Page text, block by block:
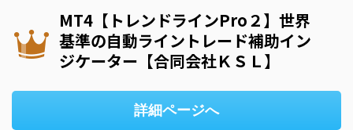
MT4【トレンドラインPro２】世界
基準の自動ライントレード補助イン
ジケーター【合同会社ＫＳＬ】
詳細ページへ